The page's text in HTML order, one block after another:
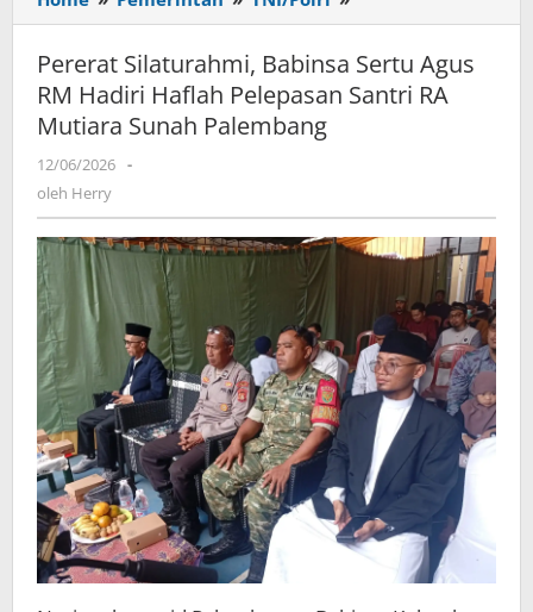
Silaturahmi,
Babinsa
Sertu
Agus
Santri
RA
Sunah
Palembang
Pererat Silaturahmi, Babinsa Sertu Agus
RM Hadiri Haflah Pelepasan Santri RA
Mutiara Sunah Palembang
12/06/2026 oleh
-
oleh Herry